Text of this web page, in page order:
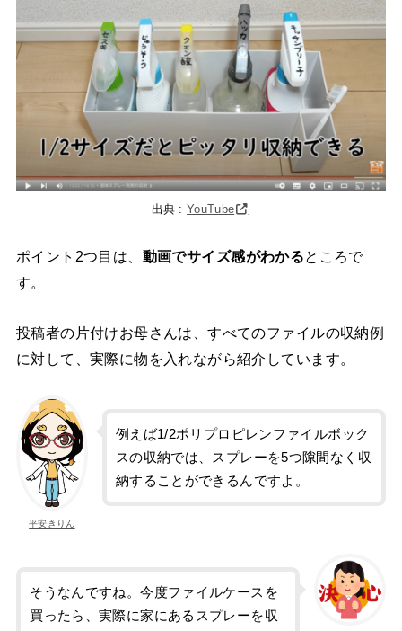
出典 :YouTube
ポイント2つ目は、 動画でサイズ感がわかるところで
す。
投稿者の片付けお母さんは、すべてのファイルの収納例
に対して、実際に物を入れながら紹介しています。
平安きりん
例えば1/2ポリプロピレンファイルボック
スの収納では、スプレーを5つ隙間なく収
納することができるんですよ。
そうなんですね。今度ファイルケースを
買ったら、実際に家にあるスプレーを収